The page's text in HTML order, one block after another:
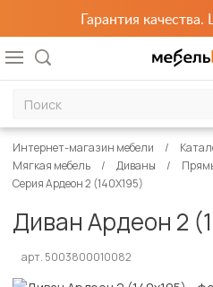
Гарантия
Интернет-магазин мебели
Мягкая мебель
Диваны
Серия Ардеон 2 (140Х195)
Диван Ардеон 2
арт. 5003800010082